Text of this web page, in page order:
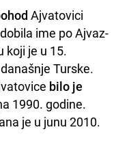
Ajvatovici
ime po Ajvaz-
koji je u 15.
Turske.
bilo je
1990. godine.
je u junu 2010.